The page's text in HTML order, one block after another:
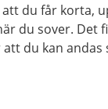
du får korta,
du sover. Det
du kan andas